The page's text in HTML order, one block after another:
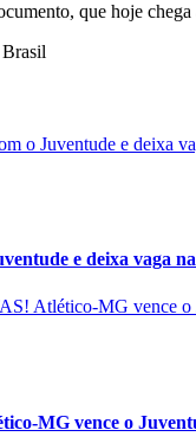
que hoje
e deixa vaga
MG vence o